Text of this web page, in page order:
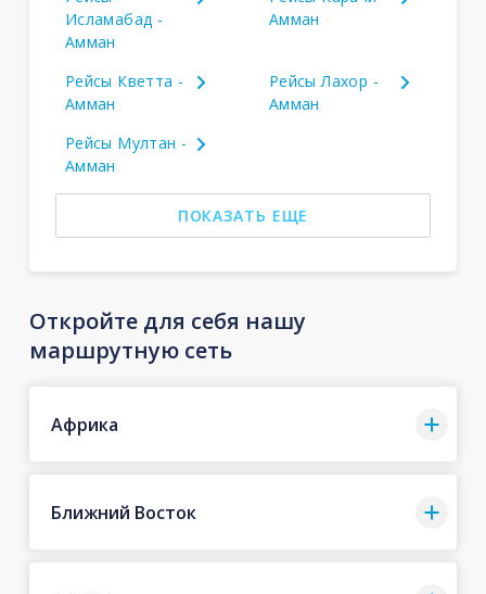
Исламабад -
Амман
Амман
Рейсы Кветта -
Амман
Рейсы Лахор -
Амман
Рейсы Мултан -
Амман
ПОКАЗАТЬ ЕЩЕ
Откройте для себя нашу
маршрутную сеть
Африка
Ближний Восток